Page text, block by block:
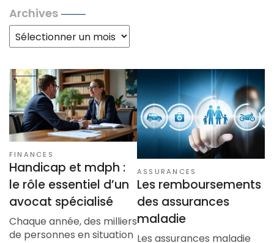
Archives
Archives
FINANCES
Handicap et mdph :
le rôle essentiel d’un
avocat spécialisé
Chaque année, des milliers
de personnes en situation
ASSURANCES
Les remboursements
des assurances
maladie
Les assurances maladie